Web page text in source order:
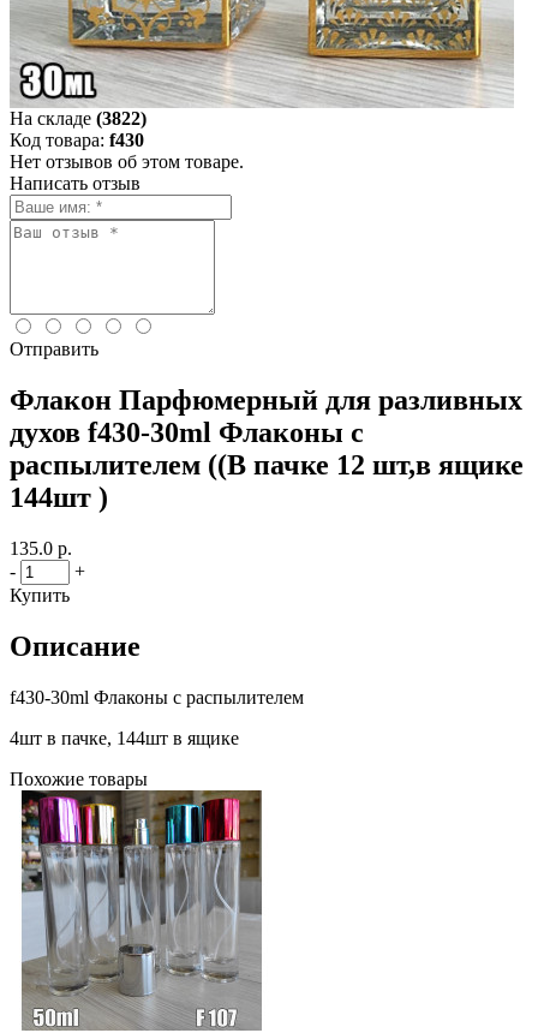
На складе (3822)
Код товара: f430
Нет отзывов об этом товаре.
Написать отзыв
Отправить
Флакон Парфюмерный для разливных
духов f430-30ml Флаконы с
распылителем ((В пачке 12 шт,в ящике
144шт )
135.0 р.
-
+
Купить
Описание
f430-30ml Флаконы с распылителем
4шт в пачке, 144шт в ящике
Похожие товары